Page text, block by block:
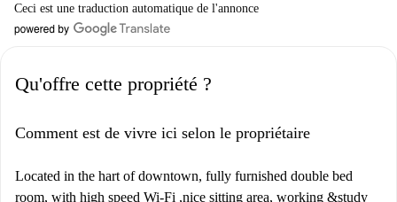
Ceci est une traduction automatique de l'annonce
Qu'offre cette propriété ?
Comment est de vivre ici selon le propriétaire
Located in the hart of downtown, fully furnished double bed
room, with high speed Wi-Fi ,nice sitting area, working &study